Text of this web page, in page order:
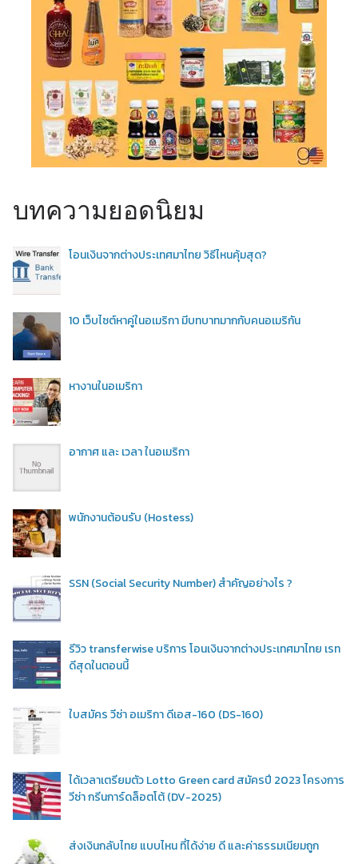
บทความยอดนิยม
โอนเงินจากต่างประเทศมาไทย วิธีไหนคุ้มสุด?
10 เว็บไซต์หาคู่ในอเมริกา มีบทบาทมากกับคนอเมริกัน
หางานในอเมริกา
อากาศ และ เวลา ในอเมริกา
พนักงานต้อนรับ (Hostess)
SSN (Social Security Number) สำคัญอย่างไร ?
รีวิว transferwise บริการ โอนเงินจากต่างประเทศมาไทย เรท
ดีสุดในตอนนี้
ใบสมัคร วีซ่า อเมริกา ดีเอส-160 (DS-160)
ได้เวลาเตรียมตัว Lotto Green card สมัครปี 2023 โครงการ
วีซ่า กรีนการ์ดล็อตโต้ (DV-2025)
ส่งเงินกลับไทย แบบไหน ที่ได้ง่าย ดี และค่าธรรมเนียมถูก